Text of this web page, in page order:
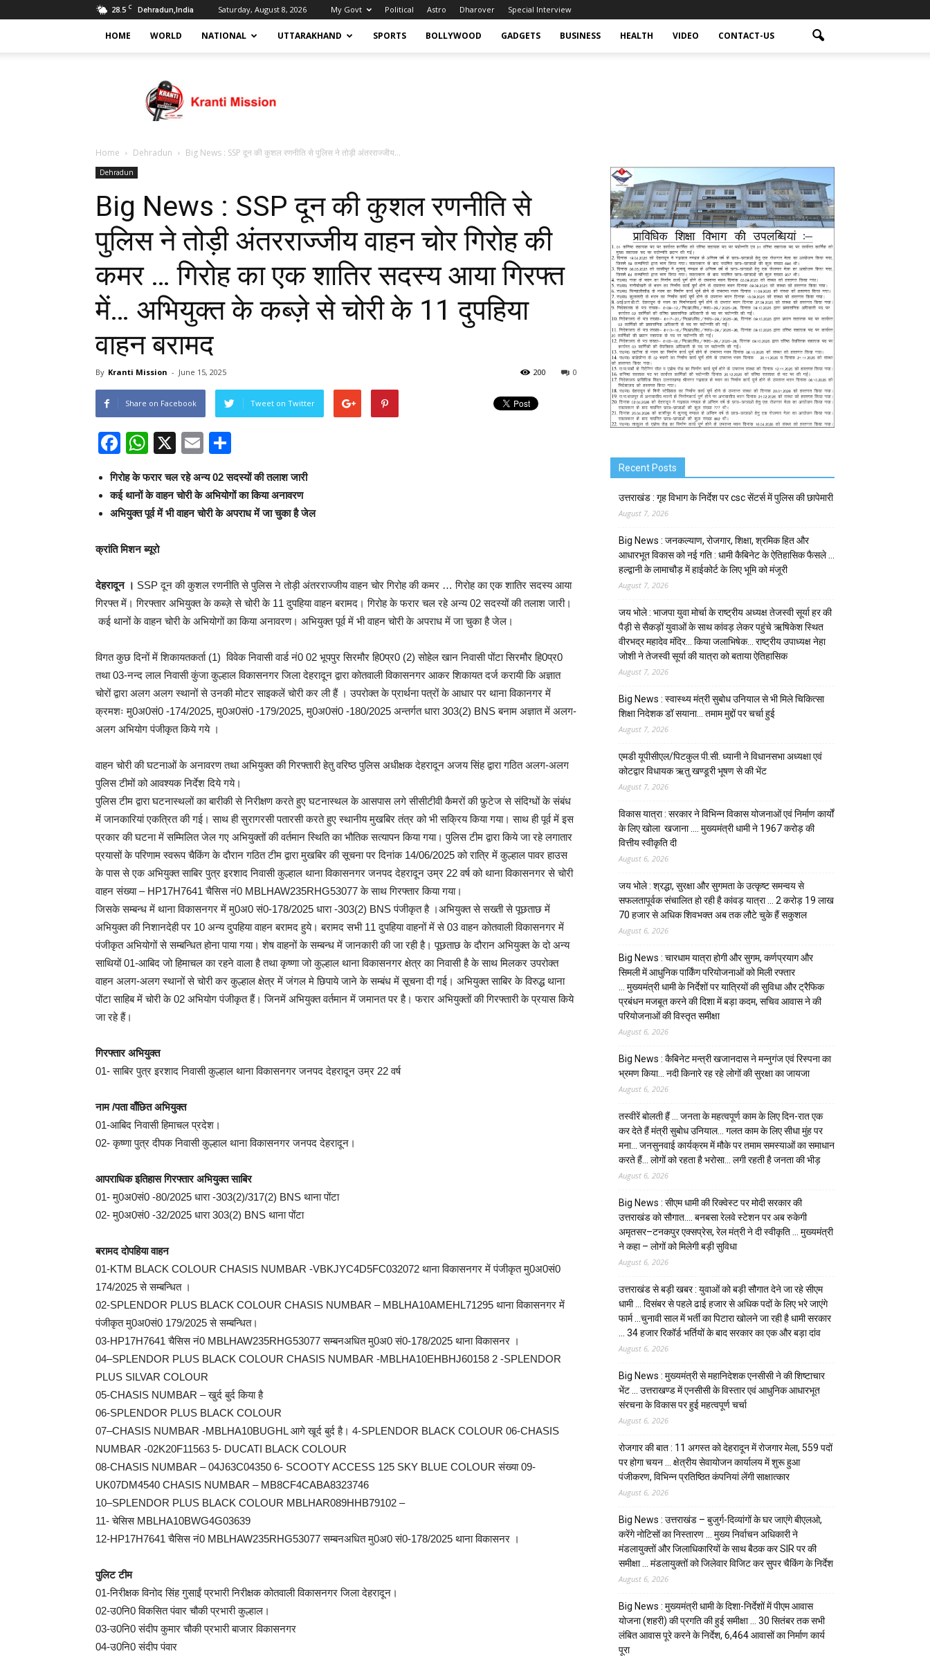
28.5 C Dehradun,India Saturday, August 8, 2026 My Govt Political Astro Dharover Special Interview
HOME WORLD NATIONAL UTTARAKHAND SPORTS BOLLYWOOD GADGETS BUSINESS HEALTH VIDEO CONTACT-US
mission
Home Dehradun Big News : SSP दून की कुशल रणनीति से पुलिस ने तोड़ी अंतरराज्जीय...
Dehradun
Big News : SSP दून की कुशल रणनीति से
पुलिस ने तोड़ी अंतरराज्जीय वाहन चोर गिरोह की
कमर … गिरोह का एक शातिर सदस्य आया गिरफ्त
में… अभियुक्त के कब्ज़े से चोरी के 11 दुपहिया
वाहन बरामद
By Kranti Mission - June 15, 2025 0
200
Share on Facebook Tweet on Twitter
Facebook
WhatsApp
X Email
गिरोह के फरार चल रहे अन्य 02 सदस्यों की तलाश जारी
कई थानों के वाहन चोरी के अभियोगों का किया अनावरण
अभियुक्त पूर्व में भी वाहन चोरी के अपराध में जा चुका है जेल
क्रांति मिशन ब्यूरो
देहरादून । SSP दून की कुशल रणनीति से पुलिस ने तोड़ी अंतरराज्जीय वाहन चोर गिरोह की कमर … गिरोह का एक शातिर सदस्य आया
गिरफ्त में। गिरफ्तार अभियुक्त के कब्ज़े से चोरी के 11 दुपहिया वाहन बरामद। गिरोह के फरार चल रहे अन्य 02 सदस्यों की तलाश जारी।
कई थानों के वाहन चोरी के अभियोगों का किया अनावरण। अभियुक्त पूर्व में भी वाहन चोरी के अपराध में जा चुका है जेल।
विगत कुछ दिनों में शिकायतकर्ता (1) विवेक निवासी वार्ड नं0 02 भूपपुर सिरमौर हि0प्र0 (2) सोहेल खान निवासी पोंटा सिरमौर हि0प्र0
तथा 03-नन्द लाल निवासी कुंजा कुल्हाल विकासनगर जिला देहरादून द्वारा कोतवाली विकासनगर आकर शिकायत दर्ज करायी कि अज्ञात
चोरों द्वारा अलग अलग स्थानों से उनकी मोटर साइकलें चोरी कर ली हैं । उपरोक्त के प्रार्थना पत्रों के आधार पर थाना विकानगर में
क्रमशः मु0अ0सं0 -174/2025, मु0अ0सं0 -179/2025, मु0अ0सं0 -180/2025 अन्तर्गत धारा 303(2) BNS बनाम अज्ञात में अलग-
अलग अभियोग पंजीकृत किये गये ।
वाहन चोरी की घटनाओं के अनावरण तथा अभियुक्त की गिरफ्तारी हेतु वरिष्ठ पुलिस अधीक्षक देहरादून अजय सिंह द्वारा गठित अलग-अलग
पुलिस टीमों को आवश्यक निर्देश दिये गये।
पुलिस टीम द्वारा घटनास्थलों का बारीकी से निरीक्षण करते हुए घटनास्थल के आसपास लगे सीसीटीवी कैमरों की फ़ुटेज से संदिग्धों के संबंध
में जानकारियां एकत्रित की गई। साथ ही सुरागरसी पतारसी करते हुए स्थानीय मुखबिर तंत्र को भी सक्रिय किया गया। साथ ही पूर्व में इस
प्रकार की घटना में सम्मिलित जेल गए अभियुक्तों की वर्तमान स्थिति का भौतिक सत्यापन किया गया। पुलिस टीम द्वारा किये जा रहे लगातार
प्रयासों के परिणाम स्वरूप चैकिंग के दौरान गठित टीम द्वारा मुखबिर की सूचना पर दिनांक 14/06/2025 को रात्रि में कुल्हाल पावर हाउस
के पास से एक अभियुक्त साबिर पुत्र इरशाद निवासी कुल्हाल थाना विकासनगर जनपद देहरादून उम्र 22 वर्ष को थाना विकासनगर से चोरी
वाहन संख्या – HP17H7641 चैसिस नं0 MBLHAW235RHG53077 के साथ गिरफ्तार किया गया।
जिसके सम्बन्ध में थाना विकासनगर में मु0अ0 सं0-178/2025 धारा -303(2) BNS पंजीकृत है ।अभियुक्त से सख्ती से पूछताछ में
अभियुक्त की निशानदेही पर 10 अन्य दुपहिया वाहन बरामद हुये। बरामद सभी 11 दुपहिया वाहनों में से 03 वाहन कोतवाली विकासनगर में
पंजीकृत अभियोगों से सम्बन्धित होना पाया गया। शेष वाहनों के सम्बन्ध में जानकारी की जा रही है। पूछताछ के दौरान अभियुक्त के दो अन्य
साथियों 01-आबिद जो हिमाचल का रहने वाला है तथा कृष्णा जो कुल्हाल थाना विकासनगर क्षेत्र का निवासी है के साथ मिलकर उपरोक्त
वाहन अलग-अलग स्थानों से चोरी कर कुल्हाल क्षेत्र में जंगल मे छिपाये जाने के सम्बंध में सूचना दी गई। अभियुक्त साबिर के विरुद्ध थाना
पोंटा साहिब में चोरी के 02 अभियोग पंजीकृत हैं। जिनमें अभियुक्त वर्तमान में जमानत पर है। फरार अभियुक्तों की गिरफ्तारी के प्रयास किये
जा रहे हैं।
गिरफ्तार अभियुक्त
01- साबिर पुत्र इरशाद निवासी कुल्हाल थाना विकासनगर जनपद देहरादून उम्र 22 वर्ष
नाम /पता वाँछित अभियुक्त
01-आबिद निवासी हिमाचल प्रदेश।
02- कृष्णा पुत्र दीपक निवासी कुल्हाल थाना विकासनगर जनपद देहरादून।
आपराधिक इतिहास गिरफ्तार अभियुक्त साबिर
01- मु0अ0सं0 -80/2025 धारा -303(2)/317(2) BNS थाना पोंटा
02- मु0अ0सं0 -32/2025 धारा 303(2) BNS थाना पोंटा
बरामद दोपहिया वाहन
01-KTM BLACK COLOUR CHASIS NUMBAR -VBKJYC4D5FC032072 थाना विकासनगर में पंजीकृत मु0अ0सं0
174/2025 से सम्बन्धित ।
02-SPLENDOR PLUS BLACK COLOUR CHASIS NUMBAR – MBLHA10AMEHL71295 थाना विकासनगर में
पंजीकृत मु0अ0सं0 179/2025 से सम्बन्धित।
03-HP17H7641 चैसिस नं0 MBLHAW235RHG53077 सम्बनअधित मु0अ0 सं0-178/2025 थाना विकासनर ।
04–SPLENDOR PLUS BLACK COLOUR CHASIS NUMBAR -MBLHA10EHBHJ60158 2 -SPLENDOR
PLUS SILVAR COLOUR
05-CHASIS NUMBAR – खुर्द बुर्द किया है
06-SPLENDOR PLUS BLACK COLOUR
07–CHASIS NUMBAR -MBLHA10BUGHL आगे खूर्द बुर्द है। 4-SPLENDOR BLACK COLOUR 06-CHASIS
NUMBAR -02K20F11563 5- DUCATI BLACK COLOUR
08-CHASIS NUMBAR – 04J63C04350 6- SCOOTY ACCESS 125 SKY BLUE COLOUR संख्या 09-
UK07DM4540 CHASIS NUMBAR – MB8CF4CABA8323746
10–SPLENDOR PLUS BLACK COLOUR MBLHAR089HHB79102 –
11- चेसिस MBLHA10BWG4G03639
12-HP17H7641 चैसिस नं0 MBLHAW235RHG53077 सम्बनअधित मु0अ0 सं0-178/2025 थाना विकासनर ।
पुलिट टीम
01-निरीक्षक विनोद सिंह गुसाईं प्रभारी निरीक्षक कोतवाली विकासनगर जिला देहरादून।
02-उ0नि0 विकसित पंवार चौकी प्रभारी कुल्हाल।
03-उ0नि0 संदीप कुमार चौकी प्रभारी बाजार विकासनगर
04-उ0नि0 संदीप पंवार
Recent Posts
उत्तराखंड : गृह विभाग के निर्देश पर csc सेंटर्स में पुलिस की छापेमारी
August 7, 2026
Big News : जनकल्याण, रोजगार, शिक्षा, श्रमिक हित और
आधारभूत विकास को नई गति : धामी कैबिनेट के ऐतिहासिक फैसले …
हल्द्वानी के लामाचौड़ में हाईकोर्ट के लिए भूमि को मंजूरी
August 7, 2026
जय भोले : भाजपा युवा मोर्चा के राष्ट्रीय अध्यक्ष तेजस्वी सूर्या हर की
पैड़ी से सैकड़ों युवाओं के साथ कांवड़ लेकर पहुंचे ऋषिकेश स्थित
वीरभद्र महादेव मंदिर… किया जलाभिषेक… राष्ट्रीय उपाध्यक्ष नेहा
जोशी ने तेजस्वी सूर्या की यात्रा को बताया ऐतिहासिक
August 7, 2026
Big News : स्वास्थ्य मंत्री सुबोध उनियाल से भी मिले चिकित्सा
शिक्षा निदेशक डॉ सयाना… तमाम मुद्दों पर चर्चा हुई
August 7, 2026
एमडी यूपीसीएल/पिटकुल पी.सी. ध्यानी ने विधानसभा अध्यक्षा एवं
कोटद्वार विधायक ऋतु खण्डूरी भूषण से की भेंट
August 7, 2026
विकास यात्रा : सरकार ने विभिन्न विकास योजनाओं एवं निर्माण कार्यों
के लिए खोला खजाना …. मुख्यमंत्री धामी ने ₹1967 करोड़ की
वित्तीय स्वीकृति दी
August 6, 2026
जय भोले : श्रद्धा, सुरक्षा और सुगमता के उत्कृष्ट समन्वय से
सफलतापूर्वक संचालित हो रही है कांवड़ यात्रा … 2 करोड़ 19 लाख
70 हजार से अधिक शिवभक्त अब तक लौटे चुके हैं सकुशल
August 6, 2026
Big News : चारधाम यात्रा होगी और सुगम, कर्णप्रयाग और
सिमली में आधुनिक पार्किंग परियोजनाओं को मिली रफ्तार
… मुख्यमंत्री धामी के निर्देशों पर यात्रियों की सुविधा और ट्रैफिक
प्रबंधन मजबूत करने की दिशा में बड़ा कदम, सचिव आवास ने की
परियोजनाओं की विस्तृत समीक्षा
August 6, 2026
Big News : कैबिनेट मन्त्री खजानदास ने मन्नुगंज एवं रिस्पना का
भ्रमण किया… नदी किनारे रह रहे लोगों की सुरक्षा का जायजा
August 6, 2026
तस्वीरें बोलती हैं … जनता के महत्वपूर्ण काम के लिए दिन-रात एक
कर देते हैं मंत्री सुबोध उनियाल… गलत काम के लिए सीधा मुंह पर
मना… जनसुनवाई कार्यक्रम में मौके पर तमाम समस्याओं का समाधान
करते हैं… लोगों को रहता है भरोसा… लगी रहती है जनता की भीड़
August 6, 2026
Big News : सीएम धामी की रिक्वेस्ट पर मोदी सरकार की
उत्तराखंड को सौगात…. बनबसा रेलवे स्टेशन पर अब रुकेगी
अमृतसर–टनकपुर एक्सप्रेस, रेल मंत्री ने दी स्वीकृति … मुख्यमंत्री
ने कहा – लोगों को मिलेगी बड़ी सुविधा
August 6, 2026
उत्तराखंड से बड़ी खबर : युवाओं को बड़ी सौगात देने जा रहे सीएम
धामी … दिसंबर से पहले ढाई हजार से अधिक पदों के लिए भरे जाएंगे
फार्म …चुनावी साल में भर्ती का पिटारा खोलने जा रही है धामी सरकार
… 34 हजार रिकॉर्ड भर्तियों के बाद सरकार का एक और बड़ा दांव
August 6, 2026
Big News : मुख्यमंत्री से महानिदेशक एनसीसी ने की शिष्टाचार
भेंट … उत्तराखण्ड में एनसीसी के विस्तार एवं आधुनिक आधारभूत
संरचना के विकास पर हुई महत्वपूर्ण चर्चा
August 6, 2026
रोजगार की बात : 11 अगस्त को देहरादून में रोजगार मेला, 559 पदों
पर होगा चयन … क्षेत्रीय सेवायोजन कार्यालय में शुरू हुआ
पंजीकरण, विभिन्न प्रतिष्ठित कंपनियां लेंगी साक्षात्कार
August 6, 2026
Big News : उत्तराखंड – बुजुर्ग-दिव्यांगों के घर जाएंगे बीएलओ,
करेंगे नोटिसों का निस्तारण … मुख्य निर्वाचन अधिकारी ने
मंडलायुक्तों और जिलाधिकारियों के साथ बैठक कर SIR पर की
समीक्षा … मंडलायुक्तों को जिलेवार विजिट कर सुपर चैकिंग के निर्देश
August 6, 2026
Big News : मुख्यमंत्री धामी के दिशा-निर्देशों में पीएम आवास
योजना (शहरी) की प्रगति की हुई समीक्षा … 30 सितंबर तक सभी
लंबित आवास पूरे करने के निर्देश, 6,464 आवासों का निर्माण कार्य
पूरा